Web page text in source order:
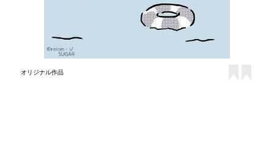
オリジナル作品